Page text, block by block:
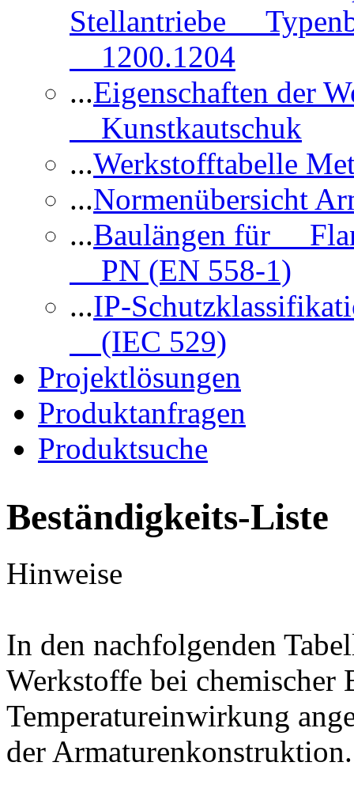
Stellantriebe
1200.1204
...Eigenschaften der
Kunstkautschuk
...Werkstofftabelle
...Normenübersicht
...Baulängen für
PN (EN 558-1)
...IP-
(IEC 529)
Projektlösungen
Produktanfragen
Produktsuche
Beständigkeits-Liste
Hinweise
In den nachfolgenden
Werkstoffe bei chemischer
Temperatureinwirkung
der Armaturenkonstruktion.